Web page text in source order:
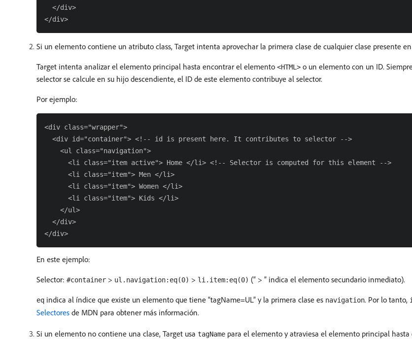
  </div>
Si un elemento contiene un atributo class, Target intenta aprovechar la primera clase de cualquier clase presente
Target intenta analizar el elemento principal hasta encontrar el elemento <HTML> o un elemento con un ID.
selector se calcule en su hijo descendiente, el ID de este elemento contribuye al selector.
Por ejemplo:
<div class="wrapper">
  <div id="container"> <!-- id is present here. It contributes to selector -->
    <ul class="navigation">
      <li class="item active"> Home </li> <!-- Selector is computed for this element -->
      <li class="item"> Men </li>
      <li class="item"> Women </li>
      <li class="item"> Kids </li>
    </ul>
  </div>
En este ejemplo:
Selector: #container > ul.navigation:eq(0) > li.item:eq(0) (“ > ” indica el elemento secundario inmediato).
eq indica al índice que existe un elemento que tiene “tagName=UL” y la primera clase es navigation. Por lo tanto,
Selectores de MDN para obtener más información.
Si un elemento no contiene una clase, Target usa tagName para el elemento y atraviesa el elemento principal